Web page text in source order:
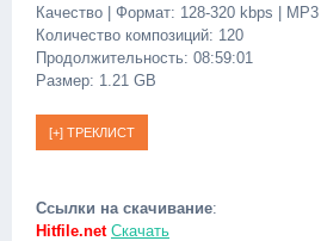
Качество | Формат: 128-320 kbps | MP3
Количество композиций: 120
Продолжительность: 08:59:01
Размер: 1.21 GB
Ссылки на скачивание:
Hitfile.net Скачать